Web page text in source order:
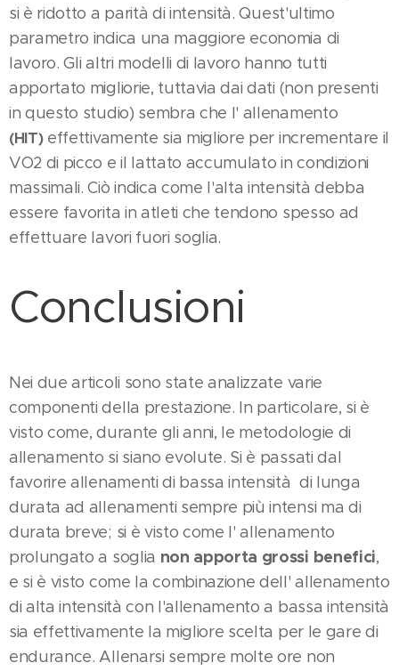
si è ridotto a parità di intensità. Quest'ultimo
parametro indica una maggiore economia di
lavoro. Gli altri modelli di lavoro hanno tutti
apportato migliorie, tuttavia dai dati (non presenti
in questo studio) sembra che l' allenamento
(HIT) effettivamente sia migliore per incrementare il
VO2 di picco e il lattato accumulato in condizioni
massimali. Ciò indica come l'alta intensità debba
essere favorita in atleti che tendono spesso ad
effettuare lavori fuori soglia.
Conclusioni
Nei due articoli sono state analizzate varie
componenti della prestazione. In particolare, si è
visto come, durante gli anni, le metodologie di
allenamento si siano evolute. Si è passati dal
favorire allenamenti di bassa intensità di lunga
durata ad allenamenti sempre più intensi ma di
durata breve; si è visto come l' allenamento
prolungato a soglia non apporta grossi benefici,
e si è visto come la combinazione dell' allenamento
di alta intensità con l'allenamento a bassa intensità
sia effettivamente la migliore scelta per le gare di
endurance. Allenarsi sempre molte ore non